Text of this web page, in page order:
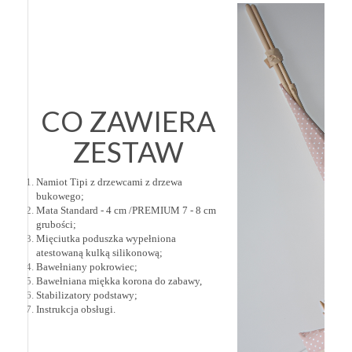
CO ZAWIERA
ZESTAW
Namiot Tipi z drzewcami z drzewa
bukowego;
Mata Standard - 4 cm /PREMIUM 7 - 8 cm
grubości;
Mięciutka poduszka wypełniona
atestowaną kulką silikonową;
Bawełniany pokrowiec;
Bawełniana miękka korona do zabawy,
Stabilizatory podstawy;
Instrukcja obsługi.